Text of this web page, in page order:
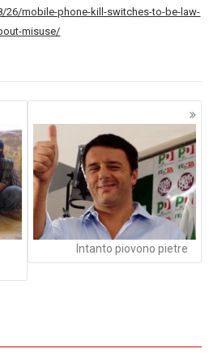
26/mobile-phone-kill-switches-to-be-law-
misuse/
Intanto piovono pietre